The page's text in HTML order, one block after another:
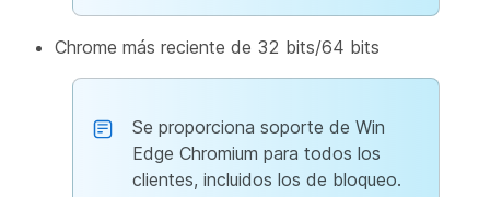
Chrome más reciente de 32 bits/64 bits
Se proporciona soporte de Win
Edge Chromium para todos los
clientes, incluidos los de bloqueo.